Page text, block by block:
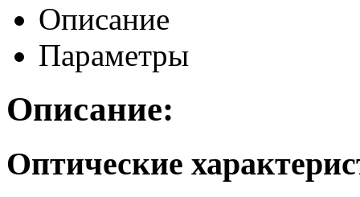
Описание
Параметры
Описание:
Оптические